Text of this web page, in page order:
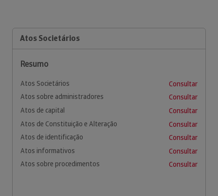
Atos Societários
Resumo
Atos Societários
Consultar
Atos sobre administradores
Consultar
Atos de capital
Consultar
Atos de Constituição e Alteração
Consultar
Atos de identificação
Consultar
Atos informativos
Consultar
Atos sobre procedimentos
Consultar